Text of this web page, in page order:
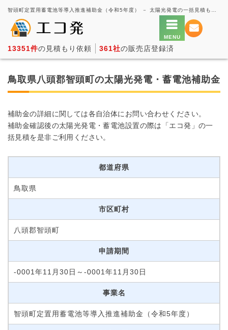
13351件の見積もり依頼 361社の販売店登録済
鳥取県八頭郡智頭町の太陽光発電・蓄電池補助金
補助金の詳細に関しては各自治体にお問い合わせください。
補助金確認後の太陽光発電・蓄電池設置の際は「エコ発」の一
括見積を是非ご利用ください。
都道府県
鳥取県
市区町村
八頭郡智頭町
申請期間
-0001年11月30日～-0001年11月30日
事業名
智頭町定置用蓄電池等導入推進補助金（令和5年度）